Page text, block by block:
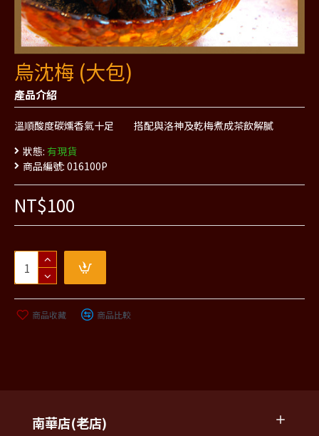
烏沈梅 (大包)
產品介紹
溫順酸度碳燻香氣十足 搭配與洛神及乾梅煮成茶飲解膩
狀態: 有現貨
商品編號: 016100P
NT$100
商品收藏 商品比較
南華店(老店)